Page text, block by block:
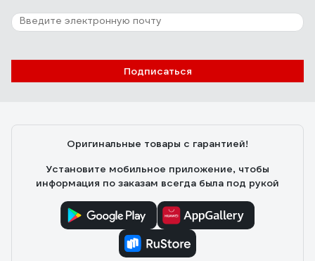
Подписаться
Оригинальные товары с гарантией!
Установите мобильное приложение, чтобы
информация по заказам всегда была под рукой